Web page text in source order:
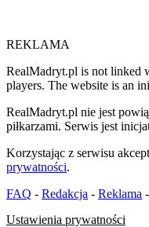
REKLAMA
RealMadryt.pl is not linked
players. The website is an
RealMadryt.pl nie jest
piłkarzami. Serwis jest
Korzystając z serwisu
prywatności.
FAQ - Redakcja - Reklama -
Ustawienia prywatności